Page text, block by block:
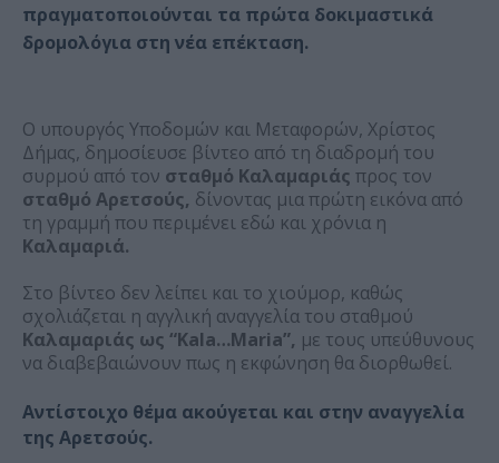
πραγματοποιούνται τα πρώτα δοκιμαστικά
δρομολόγια στη νέα επέκταση.
Ο υπουργός Υποδομών και Μεταφορών, Χρίστος
Δήμας, δημοσίευσε βίντεο από τη διαδρομή του
συρμού από τον σταθμό Καλαμαριάς προς τον
σταθμό Αρετσούς, δίνοντας μια πρώτη εικόνα από
τη γραμμή που περιμένει εδώ και χρόνια η
Καλαμαριά.
Στο βίντεο δεν λείπει και το χιούμορ, καθώς
σχολιάζεται η αγγλική αναγγελία του σταθμού
Καλαμαριάς ως “Kala…Maria”, με τους υπεύθυνους
να διαβεβαιώνουν πως η εκφώνηση θα διορθωθεί.
Αντίστοιχο θέμα ακούγεται και στην αναγγελία
της Αρετσούς.